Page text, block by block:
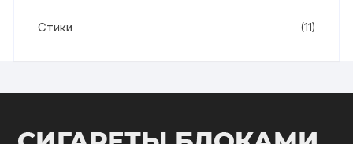
Стики (11)